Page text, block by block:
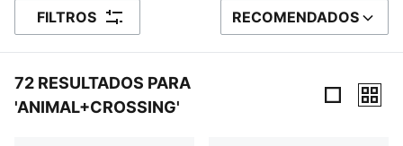
FILTROS ORDENAR POR
RECOMENDADOS
72 RESULTADOS PARA
'ANIMAL+CROSSING'